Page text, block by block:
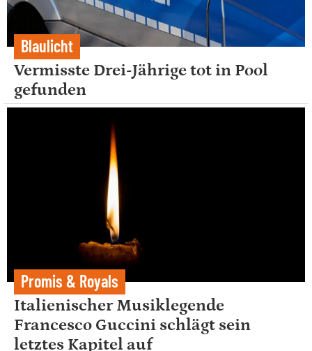
Blaulicht
Vermisste Drei-Jährige tot in Pool
gefunden
Promis & Royals
Italienischer Musiklegende
Francesco Guccini schlägt sein
letztes Kapitel auf